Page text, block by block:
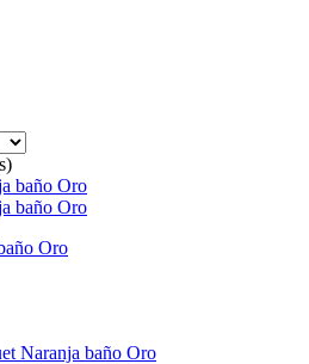
Oro